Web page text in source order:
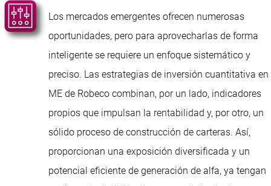
Los mercados emergentes ofrecen numerosas
oportunidades, pero para aprovecharlas de forma
inteligente se requiere un enfoque sistemático y
preciso. Las estrategias de inversión cuantitativa en
ME de Robeco combinan, por un lado, indicadores
propios que impulsan la rentabilidad y, por otro, un
sólido proceso de construcción de carteras. Así,
proporcionan una exposición diversificada y un
potencial eficiente de generación de alfa, ya tengan